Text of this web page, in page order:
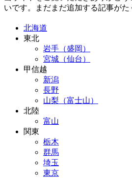
いです。まだまだ追加する記事が
北海道
東北
岩手（盛岡）
宮城（仙台）
甲信越
新潟
長野
山梨（富士山）
北陸
富山
関東
栃木
群馬
埼玉
東京